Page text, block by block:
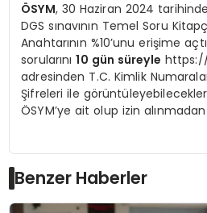
ÖSYM, 30 Haziran 2024
DGS sınavının Temel Soru
Anahtarının %10’unu erişime
sorularını10 gün süreyle
adresinden T.C. Kimlik
Şifreleri ile
ÖSYM’ye ait olup izin
Benzer Haberler